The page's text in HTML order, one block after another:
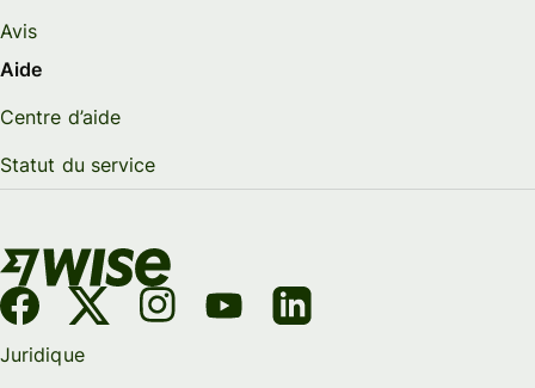
Avis
Aide
Centre d’aide
Statut du service
Juridique